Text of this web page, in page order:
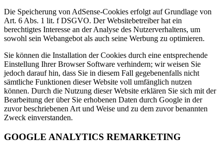
Die Speicherung von AdSense-Cookies erfolgt auf Grundlage von
Art. 6 Abs. 1 lit. f DSGVO. Der Websitebetreiber hat ein
berechtigtes Interesse an der Analyse des Nutzerverhaltens, um
sowohl sein Webangebot als auch seine Werbung zu optimieren.
Sie können die Installation der Cookies durch eine entsprechende
Einstellung Ihrer Browser Software verhindern; wir weisen Sie
jedoch darauf hin, dass Sie in diesem Fall gegebenenfalls nicht
sämtliche Funktionen dieser Website voll umfänglich nutzen
können. Durch die Nutzung dieser Website erklären Sie sich mit der
Bearbeitung der über Sie erhobenen Daten durch Google in der
zuvor beschriebenen Art und Weise und zu dem zuvor benannten
Zweck einverstanden.
GOOGLE ANALYTICS REMARKETING